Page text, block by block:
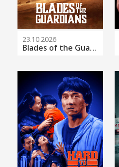
23.10.2026
Blades of the Guardians